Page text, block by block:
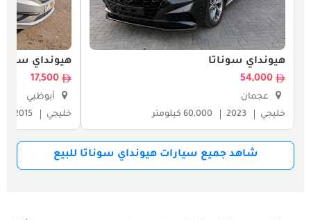
هيونداي سوناتا
54,000
عجمان
خليجي
2023 60,000 كيلومتر
هيونداي
17,500
أبوظبي
خليجي
2015
شاهد جميع سيارات هيونداي سوناتا للبيع